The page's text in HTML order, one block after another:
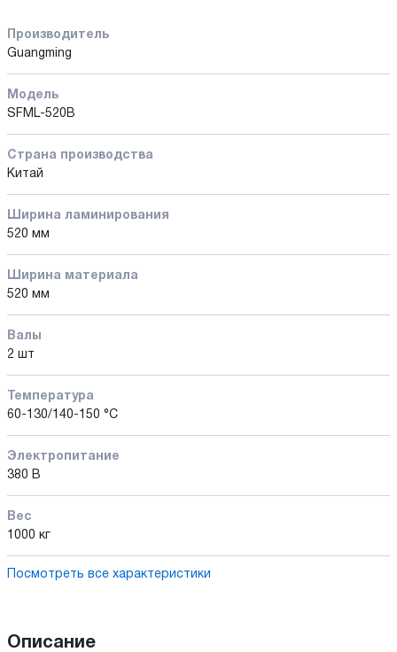
Производитель
Guangming
Модель
SFML-520B
Страна производства
Китай
Ширина ламинирования
520 мм
Ширина материала
520 мм
Валы
2 шт
Температура
60-130/140-150 °C
Электропитание
380 В
Вес
1000 кг
Посмотреть все характеристики
Описание